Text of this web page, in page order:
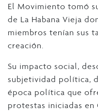
El Movimiento tomó
de La Habana Vieja
miembros tenían sus
creación.
Su impacto social,
subjetividad política,
época política que
protestas iniciadas en